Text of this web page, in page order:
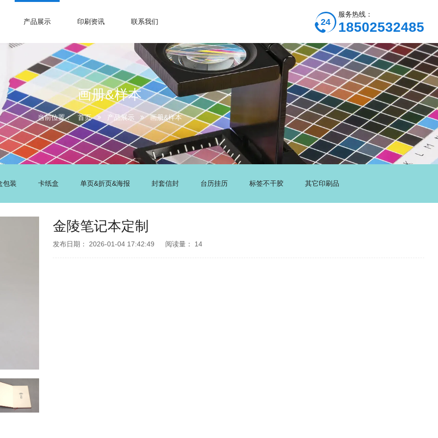
产品展示 印刷资讯 联系我们
服务热线：
18502532485
画册&样本
当前位置： 首页 产品展示 画册&样本
包装 卡纸盒 单页&折页&海报 封套信封 台历挂历 标签不干胶 其它印刷品
金陵笔记本定制
发布日期： 2026-01-04 17:42:49 阅读量： 14